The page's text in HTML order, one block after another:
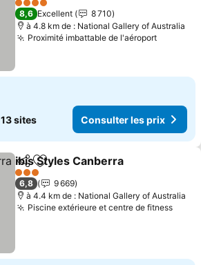
4 Étoiles
8,6 Excellent
8 710
à 4.8 km de : National Gallery of Australia
Proximité imbattable de l'aéroport
13 sites Consulter les prix
PartagerAjouter à mes favoris
ibis Styles Canberra
3 Étoiles
6,8
9 669
à 4.4 km de : National Gallery of Australia
Piscine extérieure et centre de fitness